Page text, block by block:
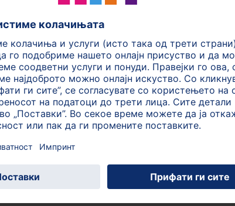
После тоа, ќе го добие вообичаеното мајчино
сито. Можете да ја зголемувате
секој ден. Бидете трпеливи, дури и ако
Обидете се повторно во наредните
не се брзате. После неколку дена можете за
(Беби морков, Беби тиква, Бел морков и сл.).
на пример Морков со Компир, Пашканат
можете да воведете топол оброк за
Вашиот дневен ритам.
недела можете да преминете на
оброк. HiPP нуди каши од зеленчук и место
Вашето дете јаде цел оброк за време на ручек,
дополнителна храна.